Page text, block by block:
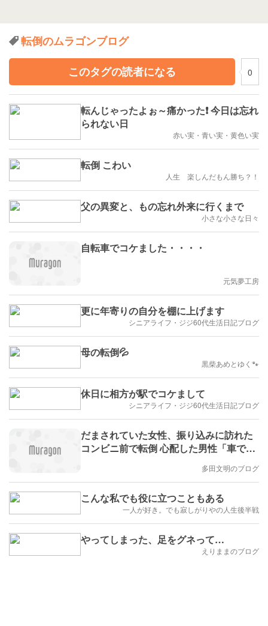
転倒のムラゴンブログ
このタグの読者になる
0
転んじゃったよぉ～痛かった❗ 今日は忘れ
られない日
赤い実・青い実・黄色い実
転倒 こわい
人生 楽しんだもん勝ち？！
父の異変と、もの忘れ外来に行くまで
小さな小さな日々
自転車でコケました・・・・
元気夢工房
更に年寄りの自分を棚に上げます
シニアライフ・ジジ60代生活日記ブログ
母の転倒💦
黒柴あめとゆく🐾
休日に相方が駅でコケまして
シニアライフ・ジジ60代生活日記ブログ
だまされていた女性、振り込みに訪れた
コンビニ前で転倒 心配した男性「車で送
いに行く」…祖父母と暮らす男性、詐欺
状（埼玉新聞）にコメントしました。
多田文明のブログ
こんな私でも役に立つこともある
一人が好き。でも寂しがりやの人生後半戦
やってしまった、足をグネって…
えりままのブログ